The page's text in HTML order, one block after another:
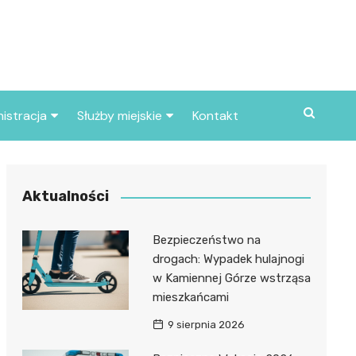
miasta
Służby miejskie
Policja
Kontakt
Aktualności
Bezpieczeństwo na
drogach: Wypadek hulajnogi
w Kamiennej Górze wstrząsa
mieszkańcami
9 sierpnia 2026